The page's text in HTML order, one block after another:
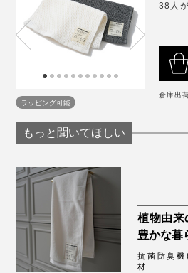
タオルが視界に入る度、肌にふ
も一役買います。
的確なディレクションと、専門
と技術、2方向のプロフェッシ
い、「PlaX™」のポテンシャル
度の高いタオルが完成しました。
万人を心地よく包むタオルは、
し。生分解性プラスチックを使
ケージ入りで、プレゼントにも
ラッピング可能
38人
倉庫出
もっと聞いてほしい
植物由来
豊かな暮
抗菌防臭
材